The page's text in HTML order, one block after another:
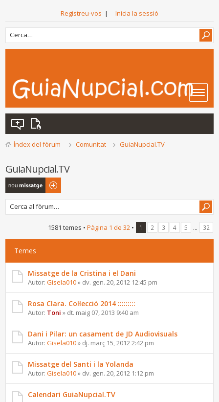
Registreu-vos | Inicia la sessió
Índex del fòrum Comunitat GuiaNupcial.TV
GuiaNupcial.TV
Publica un nou
1581 temes • Pàgina 1 de 32• 1 2 3 4 5 ... 32
Temes
Missatge de la Cristina i el Dani
Autor:Gisela010» dv. gen. 20, 2012 12:45 pm
Rosa Clara. Col·lecció 2014 :::::::::
Autor: Toni » dt. maig 07, 2013 9:40 am
Dani i Pilar: un casament de JD Audiovisuals
Autor:Gisela010» dj. març 15, 2012 2:42 pm
Missatge del Santi i la Yolanda
Autor:Gisela010» dv. gen. 20, 2012 1:12 pm
Calendari GuiaNupcial.TV